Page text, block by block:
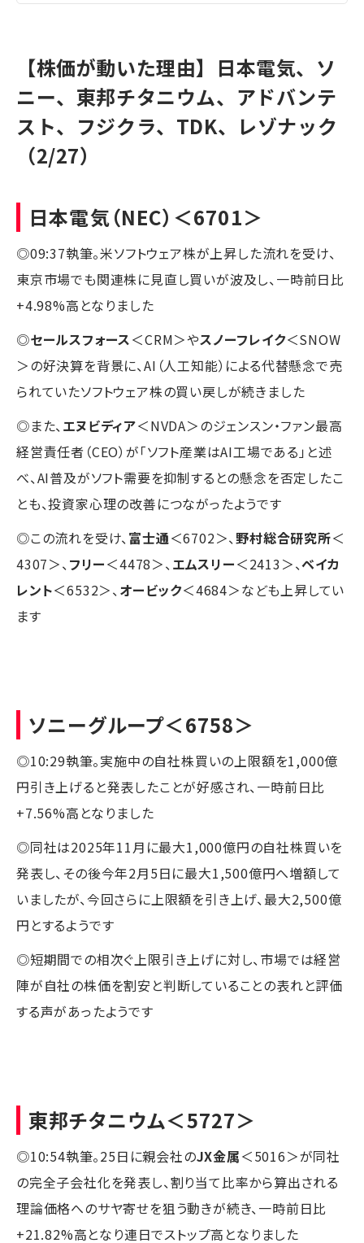
【株価が動いた理由】日本電気、ソ
ニー、東邦チタニウム、アドバンテ
スト、フジクラ、TDK、レゾナック
（2/27）
日本電気（NEC）＜6701＞
◎09:37執筆。米ソフトウェア株が上昇した流れを受け、
東京市場でも関連株に見直し買いが波及し、一時前日比
+4.98%高となりました
◎セールスフォース＜CRM＞やスノーフレイク＜SNOW
＞の好決算を背景に、AI（人工知能）による代替懸念で売
られていたソフトウェア株の買い戻しが続きました
◎また、 エヌビディア＜NVDA＞のジェンスン・ファン最高
経営責任者（CEO）が「ソフト産業はAI工場である」と述
べ、AI普及がソフト需要を抑制するとの懸念を否定したこ
とも、投資家心理の改善につながったようです
◎この流れを受け、 富士通＜6702＞、 野村総合研究所＜
4307＞、 フリー＜4478＞、 エムスリー＜2413＞、ベイカ
レント＜6532＞、 オービック＜4684＞なども上昇してい
ます
ソニーグループ＜6758＞
◎10:29執筆。実施中の自社株買いの上限額を1,000億
円引き上げると発表したことが好感され、一時前日比
+7.56%高となりました
◎同社は2025年11月に最大1,000億円の自社株買いを
発表し、その後今年2月5日に最大1,500億円へ増額して
いましたが、今回さらに上限額を引き上げ、最大2,500億
円とするようです
◎短期間での相次ぐ上限引き上げに対し、市場では経営
陣が自社の株価を割安と判断していることの表れと評価
する声があったようです
東邦チタニウム＜5727＞
◎10:54執筆。25日に親会社のJX金属＜5016＞が同社
の完全子会社化を発表し、割り当て比率から算出される
理論価格へのサヤ寄せを狙う動きが続き、一時前日比
+21.82%高となり連日でストップ高となりました